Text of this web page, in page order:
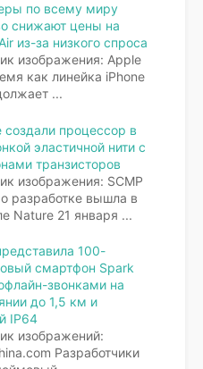
по всему миру
снижают цены на
из-за низкого спроса
изображения: Apple
как линейка iPhone
...
создали процессор в
эластичной нити с
транзисторов
изображения: SCMP
разработке вышла в
Nature 21 января ...
100-
смартфон Spark
звонками на
до 1,5 км и
IP64
изображений:
Разработчики